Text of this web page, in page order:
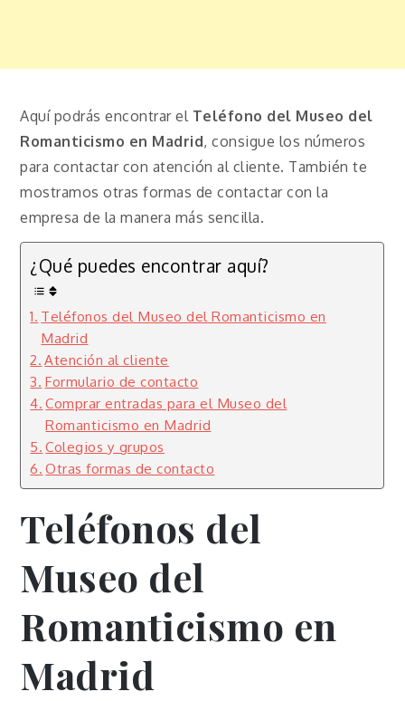
Aquí podrás encontrar el Teléfono del Museo del
Romanticismo en Madrid, consigue los números
para contactar con atención al cliente. También te
mostramos otras formas de contactar con la
empresa de la manera más sencilla.
¿Qué puedes encontrar aquí?
Teléfonos del Museo del Romanticismo en
Madrid
Atención al cliente
Formulario de contacto
Comprar entradas para el Museo del
Romanticismo en Madrid
Colegios y grupos
Otras formas de contacto
Teléfonos del
Museo del
Romanticismo en
Madrid